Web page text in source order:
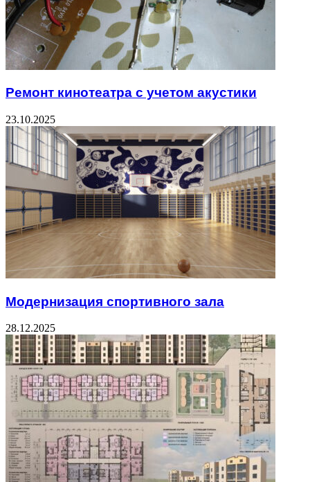
Ремонт кинотеатра с учетом акустики
23.10.2025
Модернизация спортивного зала
28.12.2025